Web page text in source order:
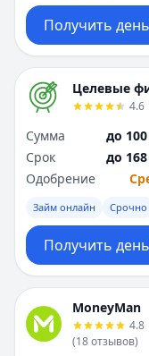
Получить
4.6
Сумма
до
Срок
до
Одобрение
Займ онлайн Срочно
Получить
MoneyMan
4.8
(18отзывов)